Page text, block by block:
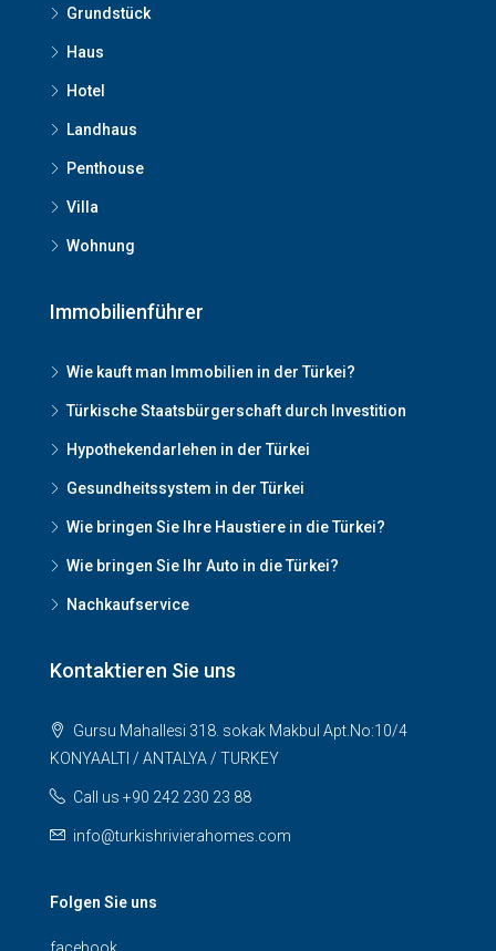
Grundstück
Haus
Hotel
Landhaus
Penthouse
Villa
Wohnung
Immobilienführer
Wie kauft man Immobilien in der Türkei?
Türkische Staatsbürgerschaft durch Investition
Hypothekendarlehen in der Türkei
Gesundheitssystem in der Türkei
Wie bringen Sie Ihre Haustiere in die Türkei?
Wie bringen Sie Ihr Auto in die Türkei?
Nachkaufservice
Kontaktieren Sie uns
Gursu Mahallesi 318. sokak Makbul Apt.No:10/4
KONYAALTI / ANTALYA / TURKEY
Call us +90 242 230 23 88
info@turkishrivierahomes.com
Folgen Sie uns